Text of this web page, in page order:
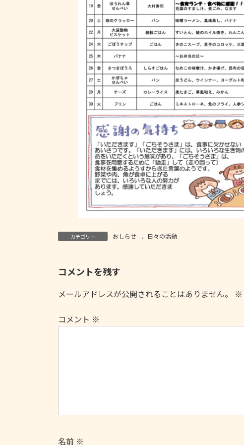
カテゴリー おしらせ 、 日々の活動
コメントを残す
メールアドレスが公開されることはありません。 ※
コメント ※
名前 ※